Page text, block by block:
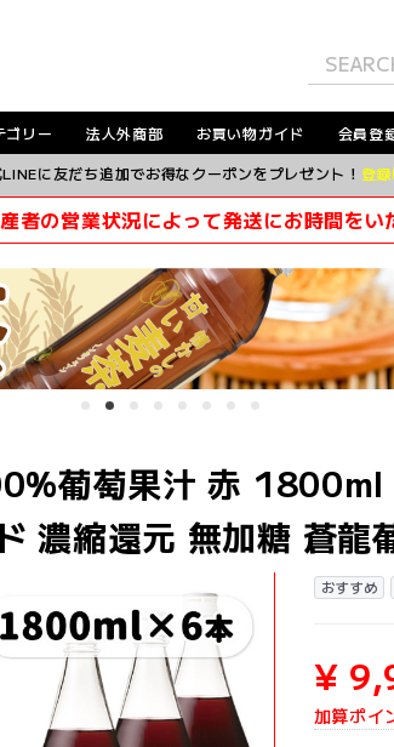
ゴリー 法人外商部 お買い物ガイド 会員登
に友だち追加でお得なクーポンをプレゼント！ 登
者の営業状況によって発送にお時間をい
葡萄果汁 赤
濃縮還元 無加糖 蒼龍
おすすめ
¥
加算ポイ